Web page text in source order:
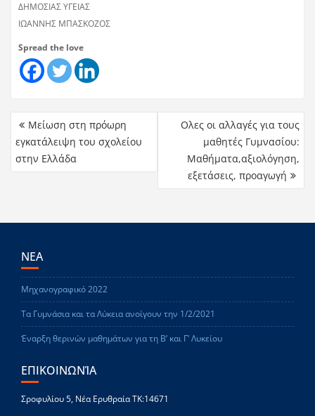
ΔΗΜΟΣΙΑΣ ΥΓΕΙΑΣ
ΙΩΑΝΝΗΣ ΜΠΑΣΚΟΖΟΣ
Spread the love
Μείωση στη πρόωρη
εγκατάλειψη του σχολείου
στην Ελλάδα
Ολες οι αλλαγές για τους
μαθητές Γυμνασίου:
Μαθήματα,αξιολόγηση,
εξετάσεις, προαγωγή
ΝΕΑ
Μηχανογραφικό 2022
Τα Γυμνάσια και τα Λύκεια ανοίγουν την 1/2/2021
Έναρξη θερινών μαθημάτων για τη Β’ και Γ’ Λυκείου
ΕΠΙΚΟΙΝΩΝΊΑ
Σροφυλίου 5, Νέα Ερυθραία ΤΚ:14671